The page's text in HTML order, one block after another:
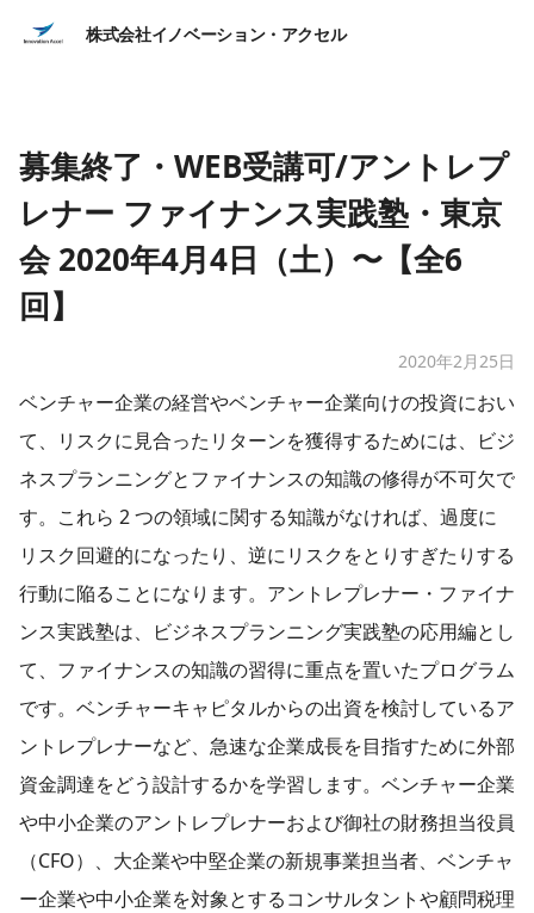
株式会社イノベーション・アクセル
募集終了・WEB受講可/アントレプ
レナー ファイナンス実践塾・東京
会 2020年4月4日（土）〜【全6
回】
2020年2月25日
​ベンチャー企業の経営やベンチャー企業向けの投資におい
て、リスクに見合ったリターンを獲得するためには、ビジ
ネスプランニングとファイナンスの知識の修得が不可欠で
す。これら 2 つの領域に関する知識がなければ、過度に
リスク回避的になったり、逆にリスクをとりすぎたりする
行動に陥ることになります。アントレプレナー・ファイナ
ンス実践塾は、ビジネスプランニング実践塾の応用編とし
て、ファイナンスの知識の習得に重点を置いたプログラム
です。ベンチャーキャピタルからの出資を検討しているア
ントレプレナーなど、急速な企業成長を目指すために外部
資金調達をどう設計するかを学習します。ベンチャー企業
や中小企業のアントレプレナーおよび御社の財務担当役員
（CFO）、大企業や中堅企業の新規事業担当者、ベンチャ
ー企業や中小企業を対象とするコンサルタントや顧問税理